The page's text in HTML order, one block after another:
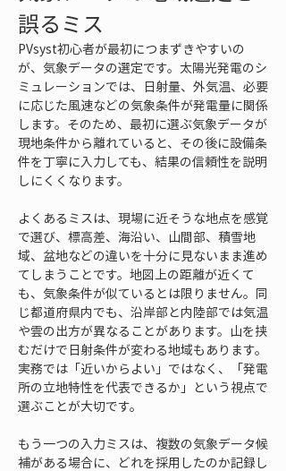
誤るミス
PVsyst初心者が最初につまずきやすいの
が、気象データの選定です。太陽光発電のシ
ミュレーションでは、日射量、外気温、必要
に応じた風速などの気象条件が発電量に関係
します。そのため、最初に選ぶ気象データが
現地条件から離れていると、その後に設備条
件を丁寧に入力しても、結果の信頼性を説明
しにくくなります。
よくあるミスは、現場に近そうな地点を感覚
で選び、標高差、海沿い、山間部、積雪地
域、盆地などの違いを十分に見ないまま進め
てしまうことです。地図上の距離が近くて
も、気象条件が似ているとは限りません。同
じ都道府県内でも、沿岸部と内陸部では気温
や雲の出方が異なることがあります。山を挟
むだけで日射条件が変わる地域もあります。
実務では「近いからよい」ではなく、「発電
所の立地特性を代表できるか」という視点で
選ぶことが大切です。
もう一つの入力ミスは、複数の気象データ候
補がある場合に、どれを採用したのか記録し